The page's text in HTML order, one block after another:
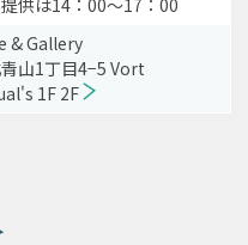
供は14：00～17：00
& Gallery
山1丁目4−5 Vort
1F 2F